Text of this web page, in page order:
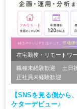
在宅勤務・リモートワ
職種未経験歓迎 土日
正社員未経験歓迎
【SNSを見る側から
ケターデビュー♪